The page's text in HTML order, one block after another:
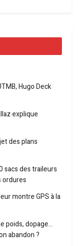
Hugo Deck
explique
des plans
sacs des traileurs
ordures
montre GPS à la
poids, dopage…
abandon ?